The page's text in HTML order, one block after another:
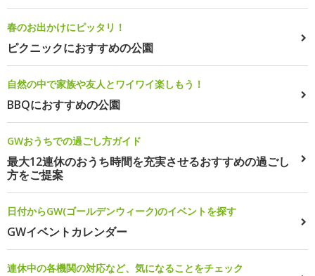
春のお出かけにピッタリ！
ピクニックにおすすめの公園
自然の中で家族や友人とワイワイ楽しもう！
BBQにおすすめの公園
GWおうちでの過ごし方ガイド
最大12連休のおうち時間を充実させるおすすめの過ごし
方をご提案
日付からGW(ゴールデンウィーク)のイベントを探す
GWイベントカレンダー
連休中の各機関の対応など、気になることをチェック